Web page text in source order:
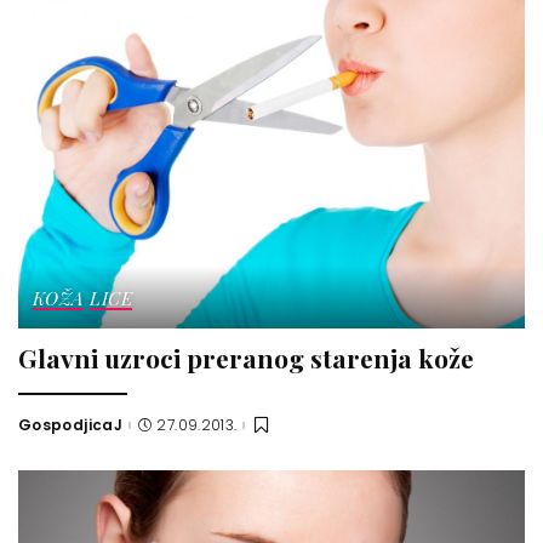
KOŽA LICE
Glavni uzroci preranog starenja kože
Posted
GospodjicaJ 27.09.2013.